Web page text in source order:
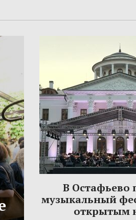
В Остафьево
музыкальный
открытым